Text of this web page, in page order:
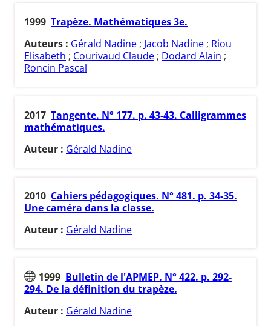
1999 Trapèze. Mathématiques 3e.
Auteurs : Gérald Nadine ; Jacob Nadine ; Riou
Elisabeth ; Courivaud Claude ; Dodard Alain ;
Roncin Pascal
2017 Tangente. N° 177. p. 43-43. Calligrammes
mathématiques.
Auteur : Gérald Nadine
2010 Cahiers pédagogiques. N° 481. p. 34-35.
Une caméra dans la classe.
Auteur : Gérald Nadine
1999 Bulletin de l'APMEP. N° 422. p. 292-
294. De la définition du trapèze.
Auteur : Gérald Nadine